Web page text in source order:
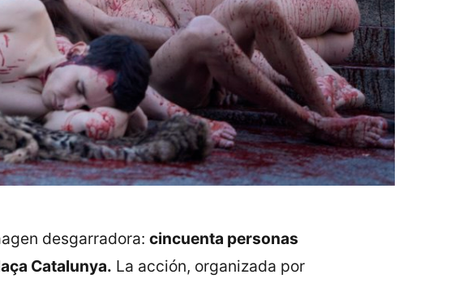
desgarradora: cincuenta personas
Catalunya. La acción, organizada por